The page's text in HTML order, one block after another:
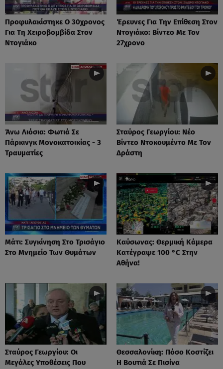
Προφυλακίστηκε Ο 30χρονος
Για Τη Χειροβομβίδα Στον
Ντογιάκο
Έρευνες Για Την Επίθεση Στον
Ντογιάκο: Βίντεο Με Τον
27χρονο
Άνω Λιόσια: Φωτιά Σε
Πάρκινγκ Μονοκατοικίας - 3
Τραυματίες
Σταύρος Γεωργίου: Νέο
Βίντεο Ντοκουμέντο Με Τον
Δράστη
Μάτι: Συγκίνηση Στο Τρισάγιο
Στο Μνημείο Των Θυμάτων
Καύσωνας: Θερμική Κάμερα
Κατέγραψε 100 °C Στην
Αθήνα!
Σταύρος Γεωργίου: Οι
Μεγάλες Υποθέσεις Που
Θεσσαλονίκη: Πόσο Κοστίζει
Η Βουτιά Σε Πισίνα